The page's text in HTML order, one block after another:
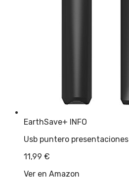
EarthSave+ INFO
Usb puntero presentaciones
11,99 €
Ver en Amazon